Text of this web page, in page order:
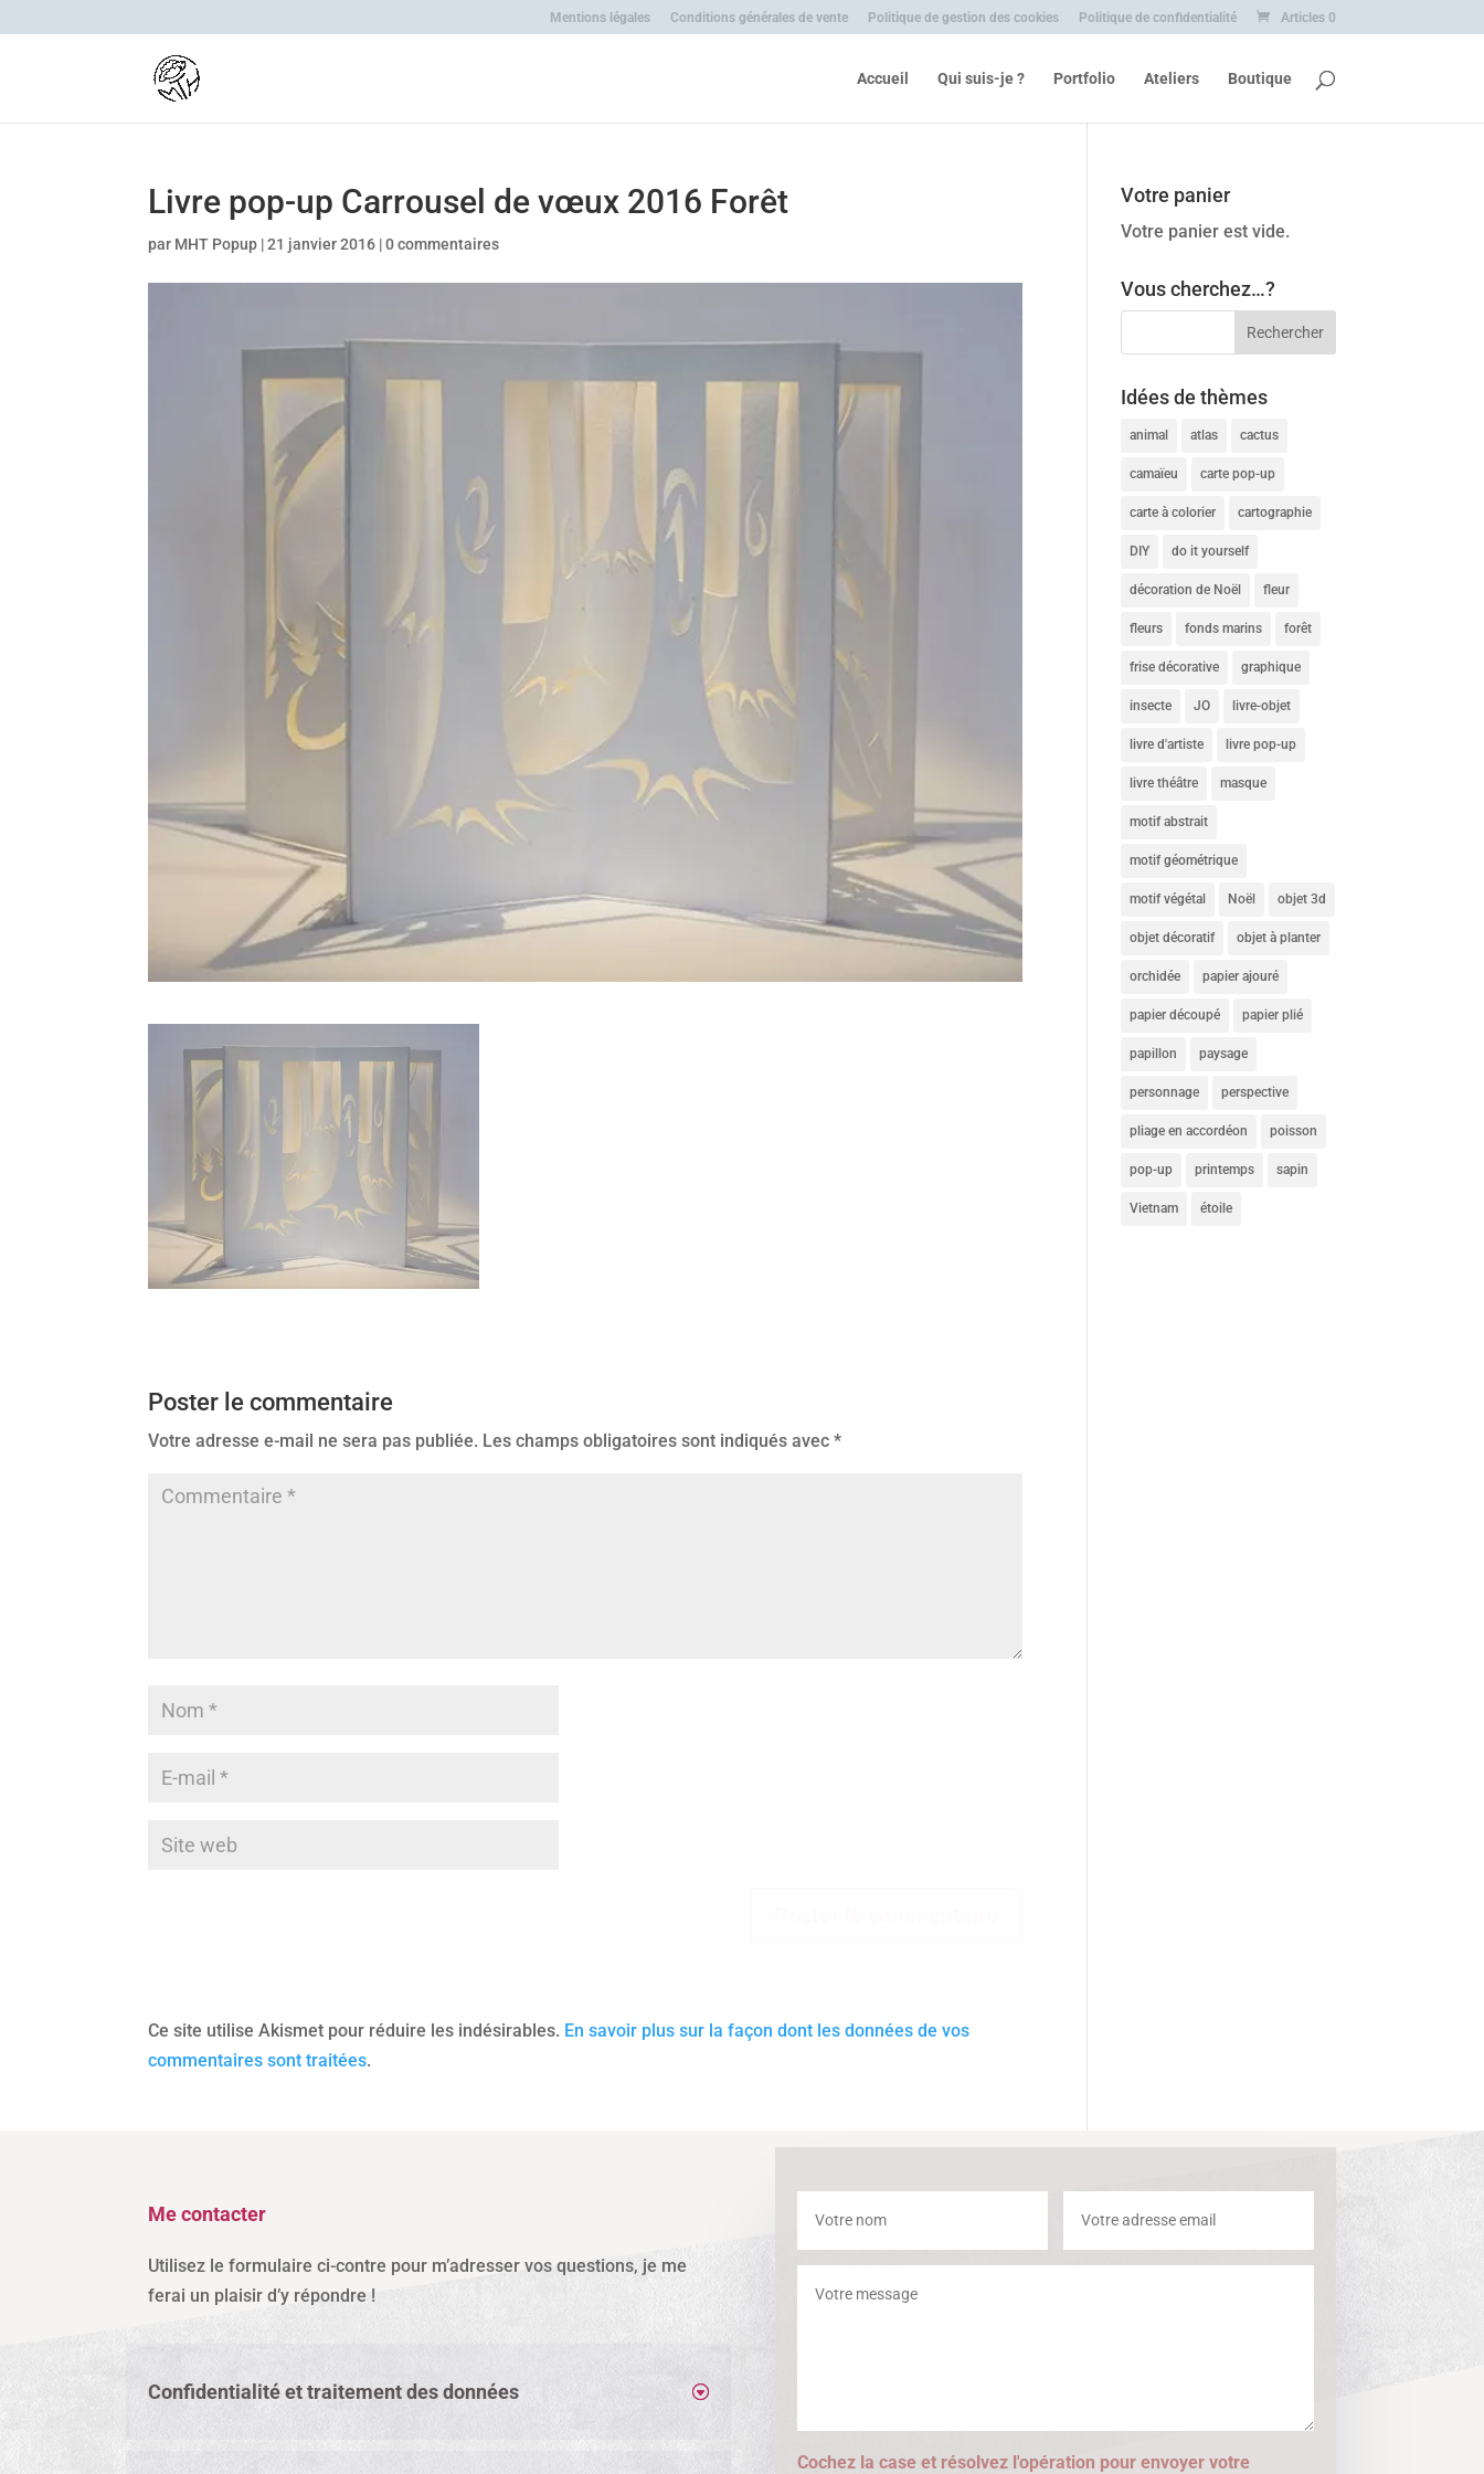
Mentions légales Conditions générales de vente Politique de gestion des cookies Politique de confidentialité Articles 0
Accueil Qui suis-je ? Portfolio Ateliers Boutique
Livre pop-up Carrousel de vœux 2016 Forêt
par MHT Popup |21 janvier 2016 |0 commentaires
Poster le commentaire
Votre adresse e-mail ne sera pas publiée. Les champs obligatoires sont indiqués avec*
Ce site utilise Akismet pour réduire les indésirables. En savoir plus sur la façon dont les données de vos
commentaires sont traitées.
Votre panier
Votre panier est vide.
Vous cherchez…?
Idées de thèmes
animal atlas cactus
camaïeu carte pop-up
carte à colorier cartographie
DIY do it yourself
décoration de Noël fleur
fleurs fonds marins forêt
frise décorative graphique
insecte JO livre-objet
livre d'artiste livre pop-up
livre théâtre masque
motif abstrait
motif géométrique
motif végétal Noël objet 3d
objet décoratif objet à planter
orchidée papier ajouré
papier découpé papier plié
papillon paysage
personnage perspective
pliage en accordéon poisson
pop-up printemps sapin
Vietnam étoile
Me contacter
Utilisez le formulaire ci-contre pour m’adresser vos questions, je me
ferai un plaisir d’y répondre !
Confidentialité et traitement des données
Cochez la case et résolvez l'opération pour envoyer votre